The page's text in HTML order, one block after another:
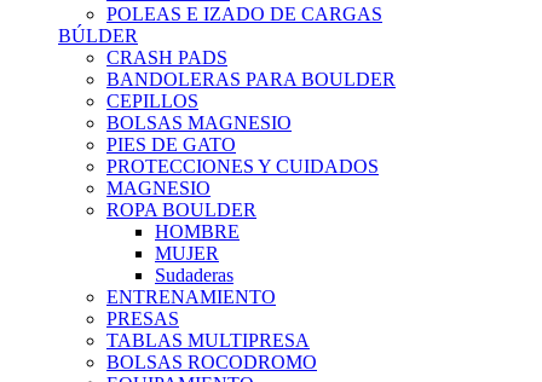
POLEAS E IZADO DE CARGAS
BÚLDER
CRASH PADS
BANDOLERAS PARA BOULDER
CEPILLOS
BOLSAS MAGNESIO
PIES DE GATO
PROTECCIONES Y CUIDADOS
MAGNESIO
ROPA BOULDER
HOMBRE
MUJER
Sudaderas
ENTRENAMIENTO
PRESAS
TABLAS MULTIPRESA
BOLSAS ROCODROMO